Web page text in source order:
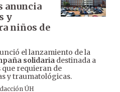
anuncia
y
niños de
el lanzamiento de la
solidaria destinada a
que requieran de
y traumatológicas.
ÚH